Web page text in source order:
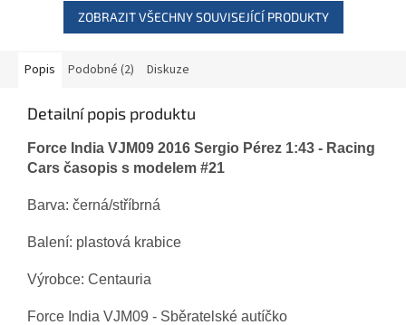
ZOBRAZIT VŠECHNY SOUVISEJÍCÍ PRODUKTY
Popis Podobné (2) Diskuze
Detailní popis produktu
Force India VJM09 2016 Sergio Pérez 1:43 - Racing
Cars časopis s modelem #21
Barva: černá/stříbrná
Balení: plastová krabice
Výrobce: Centauria
Force India VJM09 - Sběratelské autíčko